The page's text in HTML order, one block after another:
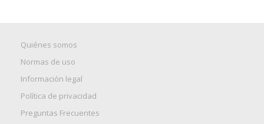
Quiénes somos
Normas de uso
Información legal
Política de privacidad
Preguntas Frecuentes